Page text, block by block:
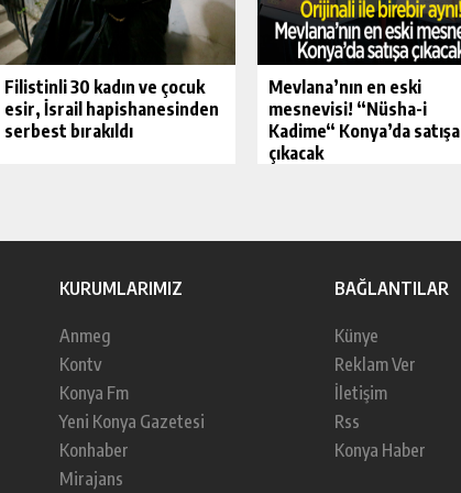
Filistinli 30 kadın ve çocuk
esir, İsrail hapishanesinden
serbest bırakıldı
Mevlana’nın en eski
mesnevisi! “Nüsha-i
Kadime“ Konya’da satışa
çıkacak
KURUMLARIMIZ
Anmeg
Kontv
Konya Fm
Yeni Konya Gazetesi
Konhaber
Mirajans
BAĞLANTILAR
Künye
Reklam Ver
İletişim
Rss
Konya Haber